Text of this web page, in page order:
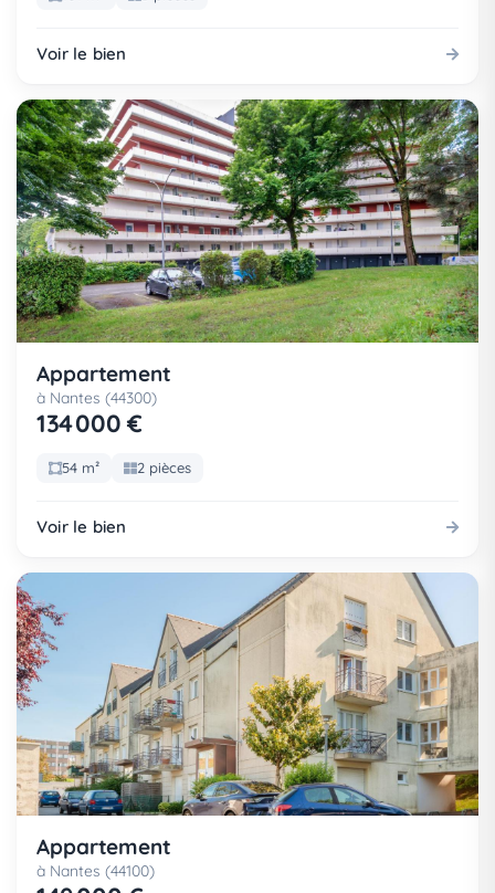
Voir le bien
Appartement
à Nantes (44300)
134 000 €
54 m² 2 pièces
Voir le bien
Appartement
à Nantes (44100)